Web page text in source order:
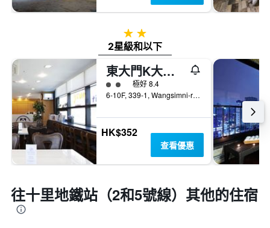
2星級
2星級和以下
東大門K大旅館
2星級評級極好 8.4
6-10F, 339-1, Wangsimni-ro, 首爾, 韓國
HK$352
查看優惠
往十里地鐵站（2和5號線）​其他的住宿